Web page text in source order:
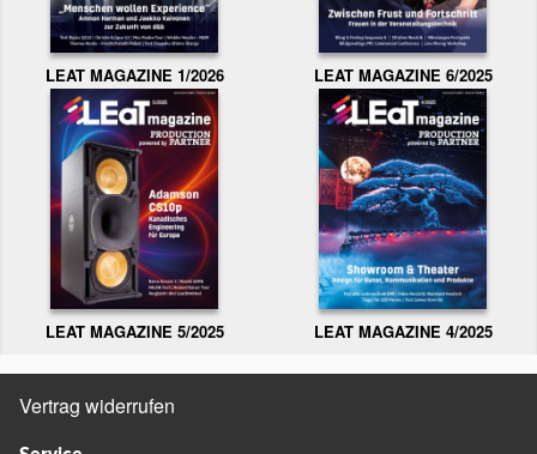
LEAT MAGAZINE 1/2026 LEAT MAGAZINE 6/2025
LEAT MAGAZINE 5/2025 LEAT MAGAZINE 4/2025
Vertrag widerrufen